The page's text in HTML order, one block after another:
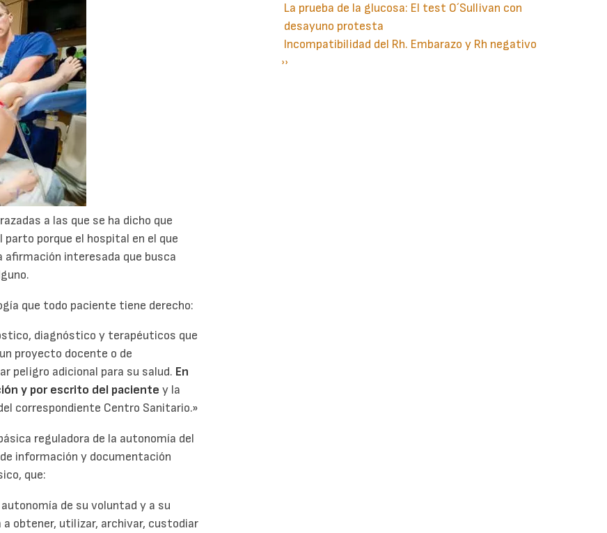
a las que se ha dicho que
porque el hospital en el que
afirmación interesada que busca
que todo paciente tiene derecho:
diagnóstico y terapéuticos que
proyecto docente o de
peligro adicional para su salud. En
y por escrito del paciente y la
correspondiente Centro Sanitario.»
reguladora de la autonomía del
información y documentación
que:
de su voluntad y a su
obtener, utilizar, archivar, custodiar
La prueba de la glucosa: El test O´Sullivan con
desayuno protesta
Incompatibilidad del Rh. Embarazo y Rh negativo
Paginación
Siguiente
››